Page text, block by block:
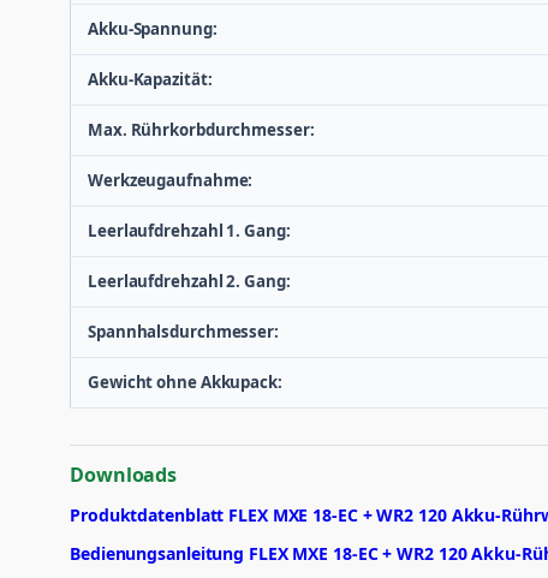
Akku-Spannung:
Akku-Kapazität:
Max. Rührkorbdurchmesser:
Werkzeugaufnahme:
Leerlaufdrehzahl 1. Gang:
Leerlaufdrehzahl 2. Gang:
Spannhalsdurchmesser:
Gewicht ohne Akkupack:
Downloads
Produktdatenblatt FLEX MXE 18-EC + WR2 120 Akku-
Bedienungsanleitung FLEX MXE 18-EC + WR2 120 Akku-